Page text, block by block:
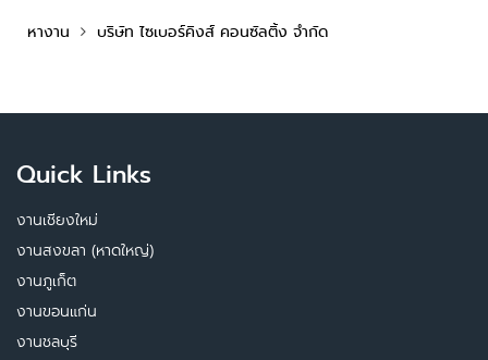
หางาน บริษัท ไซเบอร์คิงส์ คอนซัลติ้ง จำกัด
Quick Links
งานเชียงใหม่
งานสงขลา (หาดใหญ่)
งานภูเก็ต
งานขอนแก่น
งานชลบุรี